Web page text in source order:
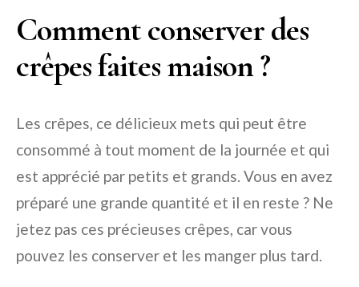
Comment conserver des
crêpes faites maison ?
Les crêpes, ce délicieux mets qui peut être
consommé à tout moment de la journée et qui
est apprécié par petits et grands. Vous en avez
préparé une grande quantité et il en reste ? Ne
jetez pas ces précieuses crêpes, car vous
pouvez les conserver et les manger plus tard.